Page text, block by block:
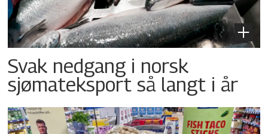
Svak nedgang i norsk
sjømateksport så langt i år